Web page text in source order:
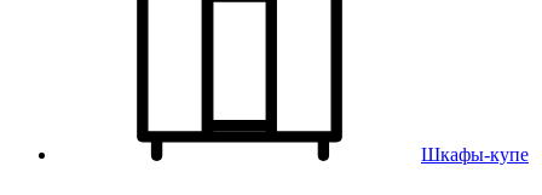
Шкафы-купе